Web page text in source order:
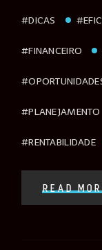
#DICAS
#FINANCEIRO
#PLANEJAMENTO
#RENTABILIDADE
READ